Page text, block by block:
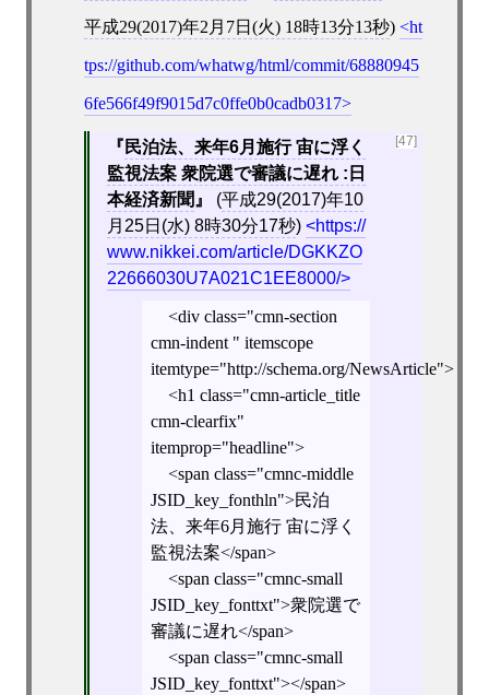
平成29(2017)年2月7日(火) 18時13分13秒) ht
tps://github.com/whatwg/html/commit/68880945
6fe566f49f9015d7c0ffe0b0cadb0317
[47]
民泊法、来年6月施行 宙に浮く
監視法案 衆院選で審議に遅れ :日
本経済新聞
(平成29(2017)年10
月25日(水) 8時30分17秒)
https://
www.nikkei.com/article/DGKKZO
22666030U7A021C1EE8000/
<div class="cmn-section
cmn-indent " itemscope
itemtype="http://schema.org/NewsArticle">
<h1 class="cmn-article_title
cmn-clearfix"
itemprop="headline">
<span class="cmnc-middle
JSID_key_fonthln">民泊
法、来年6月施行 宙に浮く
監視法案</span>
<span class="cmnc-small
JSID_key_fonttxt">衆院選で
審議に遅れ</span>
<span class="cmnc-small
JSID_key_fonttxt"></span>